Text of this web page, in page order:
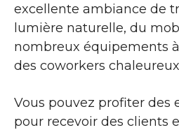
excellente ambiance de
lumière naturelle, du
nombreux équipements
des coworkers
Vous pouvez profiter des
pour recevoir des clients